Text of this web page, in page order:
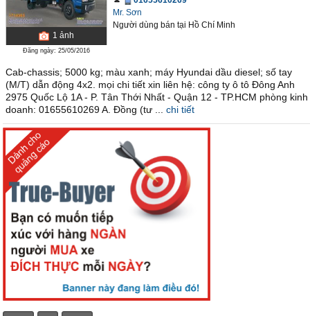
1 ảnh
Đăng ngày: 25/05/2016
Mr. Sơn
Người dùng bán tại Hồ Chí Minh
Cab-chassis; 5000 kg; màu xanh; máy Hyundai dầu diesel; số tay
(M/T) dẫn động 4x2. mọi chi tiết xin liên hệ: công ty ô tô Đông Anh
2975 Quốc Lộ 1A - P. Tân Thới Nhất - Quận 12 - TP.HCM phòng kinh
doanh: 01655610269 A. Đồng (tư ...
chi tiết